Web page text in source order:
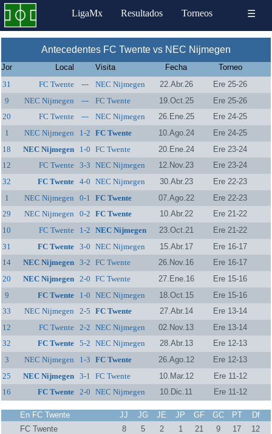
LigaMx Resultados Torneos ☰
Antecedentes FC Twente vs NEC Nijmegen
Jor Local Visita Fecha
Torneo
31
FC Twente --- NEC Nijmegen 22.Abr.26
Ere 25-26
9
NEC Nijmegen --- FC Twente 19.Oct.25
Ere 25-26
20
FC Twente --- NEC Nijmegen 26.Ene.25
Ere 24-25
1
NEC Nijmegen 1-2 FC Twente 10.Ago.24
Ere 24-25
18
NEC Nijmegen 1-0 FC Twente 20.Ene.24
Ere 23-24
12
FC Twente 3-3 NEC Nijmegen 12.Nov.23
Ere 23-24
32
FC Twente 4-0 NEC Nijmegen 30.Abr.23
Ere 22-23
1
NEC Nijmegen 0-1 FC Twente 07.Ago.22
Ere 22-23
29
NEC Nijmegen 0-2 FC Twente 10.Abr.22
Ere 21-22
10
FC Twente 1-2 NEC Nijmegen 23.Oct.21
Ere 21-22
31
FC Twente 3-0 NEC Nijmegen 15.Abr.17
Ere 16-17
14
NEC Nijmegen 3-2 FC Twente 26.Nov.16
Ere 16-17
20
NEC Nijmegen 2-0 FC Twente 27.Ene.16
Ere 15-16
9
FC Twente 1-0 NEC Nijmegen 18.Oct.15
Ere 15-16
33
NEC Nijmegen 2-5 FC Twente 27.Abr.14
Ere 13-14
12
FC Twente 2-2 NEC Nijmegen 02.Nov.13
Ere 13-14
32
FC Twente 5-2 NEC Nijmegen 28.Abr.13
Ere 12-13
3
NEC Nijmegen 1-3 FC Twente 26.Ago.12
Ere 12-13
25
NEC Nijmegen 3-1 FC Twente 10.Mar.12
Ere 11-12
16
FC Twente 2-0 NEC Nijmegen 10.Dic.11 Ere 11-12
En FC Twente JJ JG JE JP GF GC PT
Df
FC Twente
8 5 2 1 21 9 17
12